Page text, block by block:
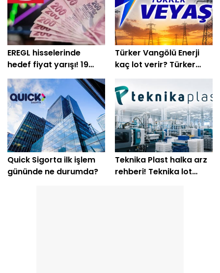
EREGL hisselerinde
hedef fiyat yarışı! 19
kurum beklentisini
açıkladı
Türker Vangölü Enerji
kaç lot verir? Türker
Vangölü Enerji halka arz
oluyor
Quick Sigorta ilk işlem
gününde ne durumda?
Teknika Plast halka arz
rehberi! Teknika lot